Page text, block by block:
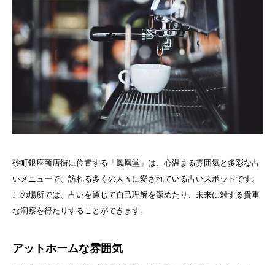
砂町銀座商店街に位置する「鳳凰堂」は、心温まる雰囲気と多彩な占
いメニューで、訪れる多くの人々に愛されている占いスポットです。
この場所では、占いを通じて自己理解を深めたり、未来に対する貴重
な洞察を得たりすることができます。
アットホームな雰囲気